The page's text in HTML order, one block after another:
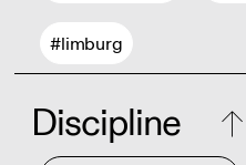
#limburg
Discipline